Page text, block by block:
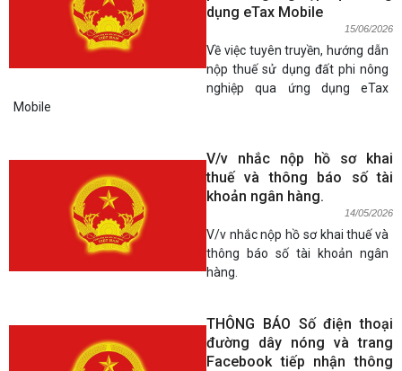
dụng eTax Mobile
15/06/2026
Về việc tuyên truyền, hướng dẫn
nộp thuế sử dụng đất phi nông
nghiệp qua ứng dụng eTax
Mobile
V/v nhắc nộp hồ sơ khai
thuế và thông báo số tài
khoản ngân hàng.
14/05/2026
V/v nhắc nộp hồ sơ khai thuế và
thông báo số tài khoản ngân
hàng.
THÔNG BÁO Số điện thoại
đường dây nóng và trang
Facebook tiếp nhận thông